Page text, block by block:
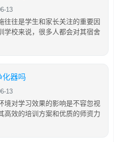
13
往往是学生和家长关注的重要因
学校来说，很多人都会对其宿舍
化器吗
13
境对学习效果的影响是不容忽视
高效的培训方案和优质的师资力